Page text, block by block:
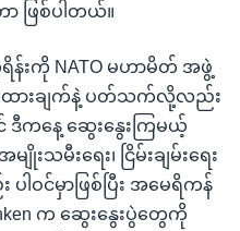
ဖြစ်ပါတယ်။
းကို NATO မဟာမိတ် အဖွဲ့
ထားချက်နဲ့ ပတ်သက်လို့လည်း
ဒီကနေ့ ဆွေးနွေးကြမယ့်
သမီးရေး၊ ငြိမ်းချမ်းရေး
ါဝင်မှာဖြစ်ပြီး အမေရိကန်
က ဆွေးနွေးပွဲတွေကို